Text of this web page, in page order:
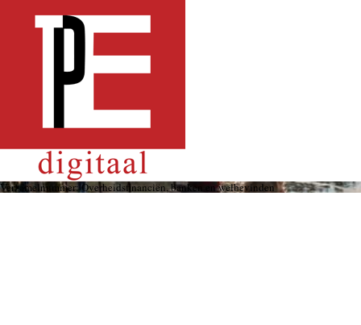
Verzamelnummer: Overheidsfinanciën, banken en welbevinden